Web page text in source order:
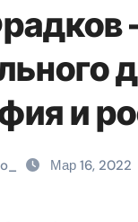
и
Мар 16, 2022